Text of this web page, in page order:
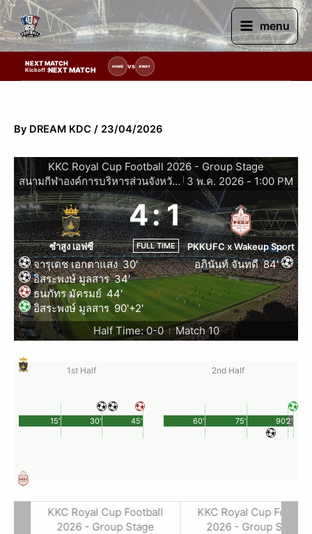
Skip
to
content
menu
NEXT MATCH
Kickoff :NEXT MATCH HOME VS AWAY
ยการแข่งขัน | รอระบุวันแข่งขัน | รอข้อมูลทีมแข่งขัน
By DREAM KDC / 23/04/2026
KKC Royal Cup Football 2026 - Group Stage
สนามกีฬาองค์การบริหารส่วนจังหวัดขอนแก่น 3 พ.ค. 2026 - 1:00 PM
ซำสูง เอฟซี
4:1
FULL TIME PKKUFC x Wakeup Sport
จารุเดช เอกตาแสง 30'
อิสระพงษ์ มูลสาร 34'
ธนภัทร มัครมย์ 44'
อิสระพงษ์ มูลสาร 90'+2'
อภินันท์ จันทดี 84'
Half Time: 0-0 Match 10
1st Half
45'
15' 30'
2nd Half
90'
60' 75' 2'
KKC Royal Cup Football
2026 - Group Stage
KKC Royal Cup
2026 - Group Stage